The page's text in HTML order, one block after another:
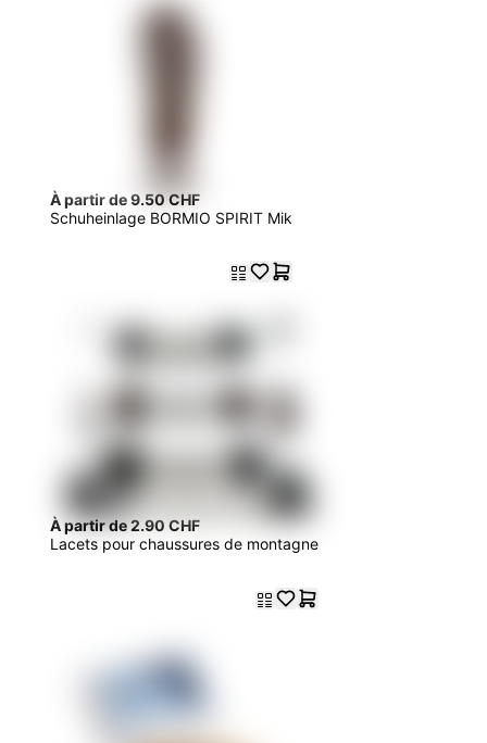
À partir de 9.50 CHF
Schuheinlage BORMIO SPIRIT Mik
À partir de 2.90 CHF
Lacets pour chaussures de montagne